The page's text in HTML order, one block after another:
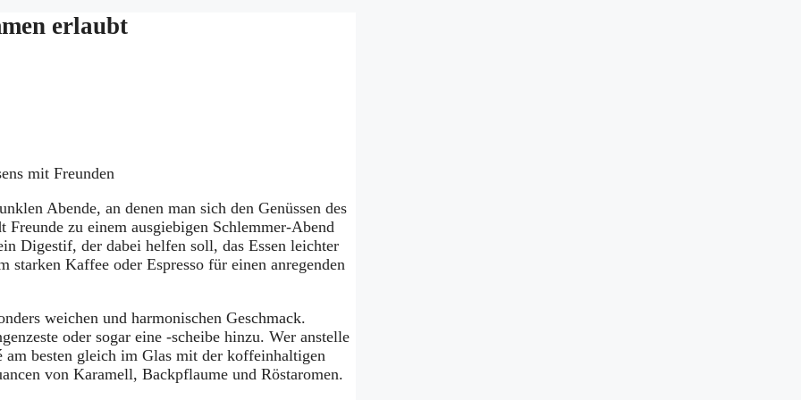
erlaubt
mit Freunden
Abende, an denen man sich den Genüssen des
zu einem ausgiebigen Schlemmer-Abend
Digestif, der dabei helfen soll, das Essen leichter
Kaffee oder Espresso für einen anregenden
weichen und harmonischen Geschmack.
oder sogar eine -scheibe hinzu. Wer anstelle
am besten gleich im Glas mit der koffeinhaltigen
von Karamell, Backpflaume und Röstaromen.